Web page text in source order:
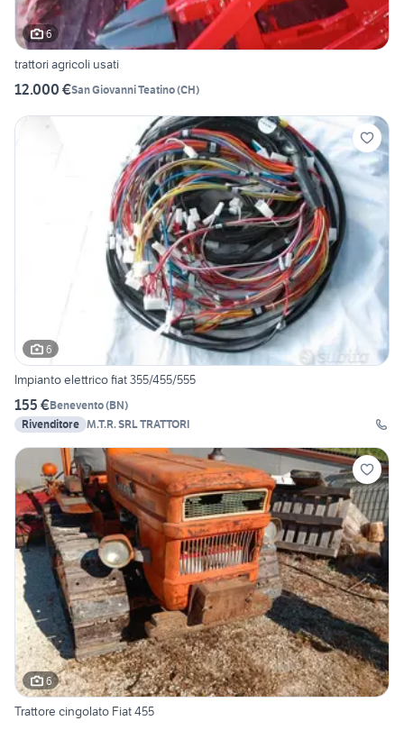
6
trattori agricoli usati
12.000 €San Giovanni Teatino(CH)
6
Impianto elettrico fiat 355/455/555
155 €Benevento(BN)
Rivenditore M.T.R. SRL TRATTORI
6
Trattore cingolato Fiat 455